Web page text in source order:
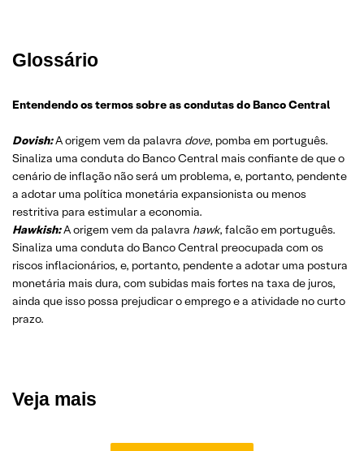
Glossário
Entendendo os termos sobre as condutas do Banco Central
Dovish:A origem vem da palavra dove, pomba em português.
Sinaliza uma conduta do Banco Central mais confiante de que o
cenário de inflação não será um problema, e, portanto, pendente
a adotar uma política monetária expansionista ou menos
restritiva para estimular a economia.
Hawkish:A origem vem da palavra hawk, falcão em português.
Sinaliza uma conduta do Banco Central preocupada com os
riscos inflacionários, e, portanto, pendente a adotar uma postura
monetária mais dura, com subidas mais fortes na taxa de juros,
ainda que isso possa prejudicar o emprego e a atividade no curto
prazo.
Veja mais